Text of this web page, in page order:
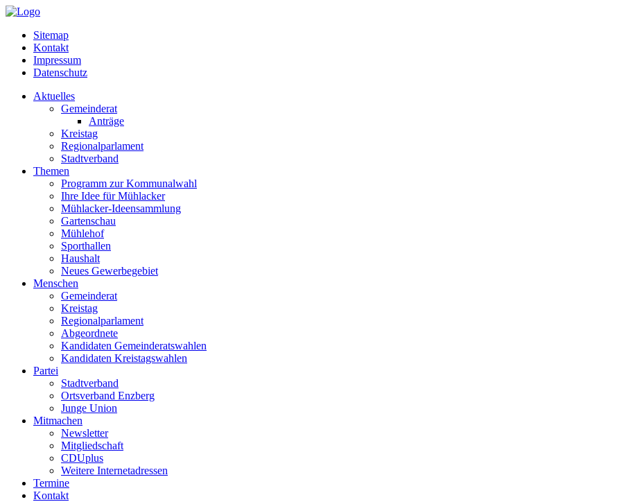
Sitemap
Kontakt
Impressum
Datenschutz
Aktuelles
Gemeinderat
Anträge
Kreistag
Regionalparlament
Stadtverband
Themen
Programm zur Kommunalwahl
Ihre Idee für Mühlacker
Mühlacker-Ideensammlung
Gartenschau
Mühlehof
Sporthallen
Haushalt
Neues Gewerbegebiet
Menschen
Gemeinderat
Kreistag
Regionalparlament
Abgeordnete
Kandidaten Gemeinderatswahlen
Kandidaten Kreistagswahlen
Partei
Stadtverband
Ortsverband Enzberg
Junge Union
Mitmachen
Newsletter
Mitgliedschaft
CDUplus
Weitere Internetadressen
Termine
Kontakt